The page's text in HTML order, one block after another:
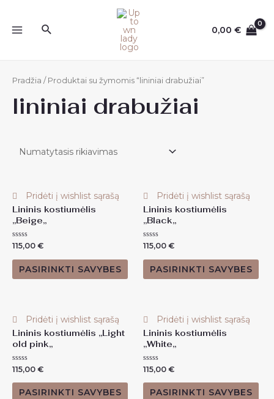
Paieška 0,00€
Pradžia / Produktai su žymomis “lininiai drabužiai”
lininiai drabužiai
Pridėti į wishlist sąrašą
Lininis kostiumėlis
,,Beige,,
Įvertinimas:
iš
115,00 €
PASIRINKTI SAVYBES
Pridėti į wishlist sąrašą
Lininis kostiumėlis
,,Black,,
Įvertinimas:
iš
115,00 €
PASIRINKTI SAVYBES
Pridėti į wishlist sąrašą
Lininis kostiumėlis ,,Light
old pink,,
Įvertinimas:
iš
115,00 €
PASIRINKTI SAVYBES
Pridėti į wishlist sąrašą
Lininis kostiumėlis
,,White,,
Įvertinimas:
iš
115,00 €
PASIRINKTI SAVYBES